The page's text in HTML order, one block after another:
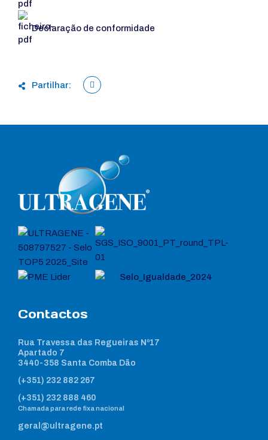
Declaração de conformidade
Partilhar:
Contactos
Rua Travessa das Regueiras Nº17
Apartado 7
3440-358 Santa Comba Dão
(+351) 232 882 267
(+351) 232 888 460
Chamada para rede fixa nacional
geral@ultragene.pt